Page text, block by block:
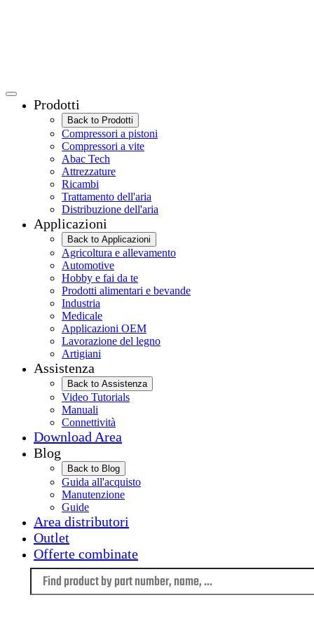
Prodotti
Back to Prodotti
Compressori a pistoni
Compressori a vite
Abac Tech
Attrezzature
Ricambi
Trattamento dell'aria
Distribuzione dell'aria
Applicazioni
Back to Applicazioni
Agricoltura e allevamento
Automotive
Hobby e fai da te
Prodotti alimentari e bevande
Industria
Medicale
Applicazioni OEM
Lavorazione del legno
Artigiani
Assistenza
Back to Assistenza
Video Tutorials
Manuali
Connettività
Download Area
Blog
Back to Blog
Guida all'acquisto
Manutenzione
Guide
Area distributori
Outlet
Offerte combinate